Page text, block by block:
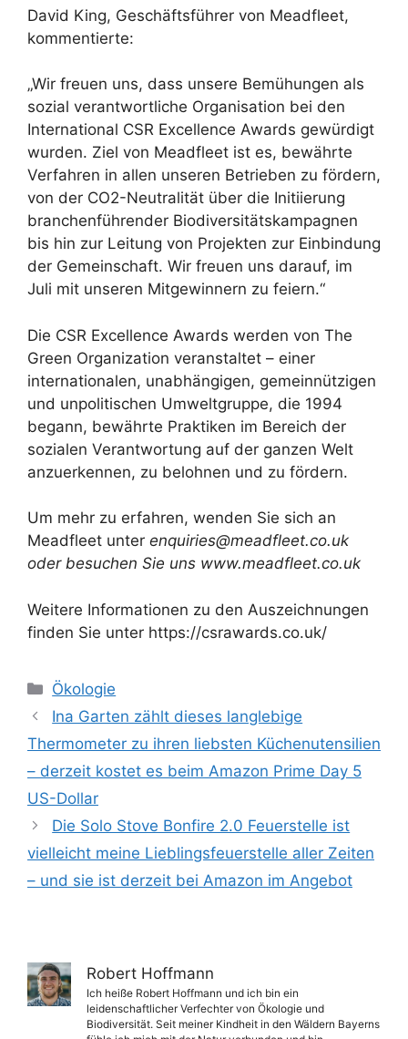
David King, Geschäftsführer von Meadfleet,
kommentierte:
„Wir freuen uns, dass unsere Bemühungen als
sozial verantwortliche Organisation bei den
International CSR Excellence Awards gewürdigt
wurden. Ziel von Meadfleet ist es, bewährte
Verfahren in allen unseren Betrieben zu fördern,
von der CO2-Neutralität über die Initiierung
branchenführender Biodiversitätskampagnen
bis hin zur Leitung von Projekten zur Einbindung
der Gemeinschaft. Wir freuen uns darauf, im
Juli mit unseren Mitgewinnern zu feiern.“
Die CSR Excellence Awards werden von The
Green Organization veranstaltet – einer
internationalen, unabhängigen, gemeinnützigen
und unpolitischen Umweltgruppe, die 1994
begann, bewährte Praktiken im Bereich der
sozialen Verantwortung auf der ganzen Welt
anzuerkennen, zu belohnen und zu fördern.
Um mehr zu erfahren, wenden Sie sich an
Meadfleet unter enquiries@meadfleet.co.uk
oder besuchen Sie uns www.meadfleet.co.uk
Weitere Informationen zu den Auszeichnungen
finden Sie unter https://csrawards.co.uk/
Kategorien
Ökologie
Ina Garten zählt dieses langlebige
Thermometer zu ihren liebsten Küchenutensilien
– derzeit kostet es beim Amazon Prime Day 5
US-Dollar
Die Solo Stove Bonfire 2.0 Feuerstelle ist
vielleicht meine Lieblingsfeuerstelle aller Zeiten
– und sie ist derzeit bei Amazon im Angebot
Robert Hoffmann
Ich heiße Robert Hoffmann und ich bin ein
leidenschaftlicher Verfechter von Ökologie und
Biodiversität. Seit meiner Kindheit in den Wäldern Bayerns